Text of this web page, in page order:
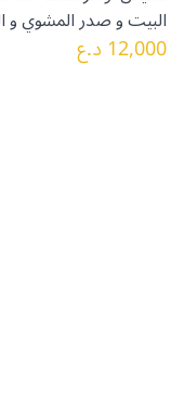
البيت و صدر المشوي و
12,000 د.ع